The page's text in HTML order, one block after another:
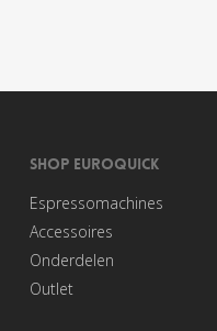
SHOP EUROQUICK
Espressomachines
Accessoires
Onderdelen
Outlet